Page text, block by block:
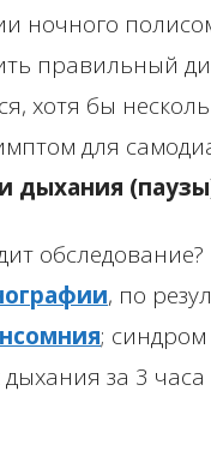
ночного
правильный
хотя бы
для
дыхания
, по
;
дыхания за 3